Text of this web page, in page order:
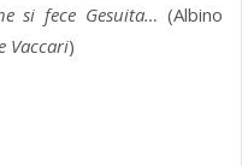
si fece Gesuita… (Albino
Vaccari)